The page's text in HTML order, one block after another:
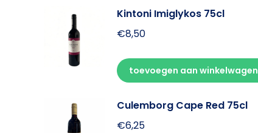
Kintoni Imiglykos 75cl
€8,50
toevoegen aan winkelwagen
Culemborg Cape Red 75cl
€6,25